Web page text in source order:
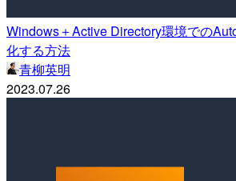
Windows＋Active Directory環境での
化する方法
青柳英明
2023.07.26